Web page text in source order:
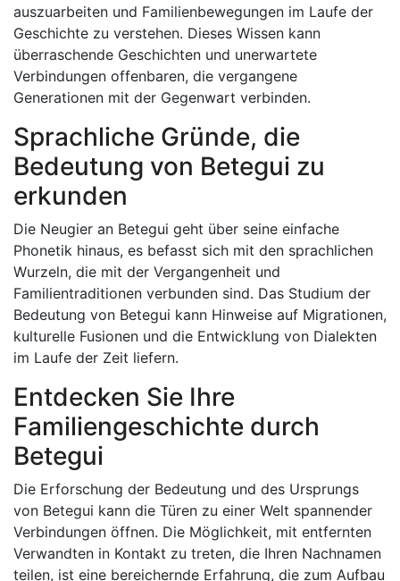
auszuarbeiten und Familienbewegungen im Laufe der
Geschichte zu verstehen. Dieses Wissen kann
überraschende Geschichten und unerwartete
Verbindungen offenbaren, die vergangene
Generationen mit der Gegenwart verbinden.
Sprachliche Gründe, die
Bedeutung von Betegui zu
erkunden
Die Neugier an Betegui geht über seine einfache
Phonetik hinaus, es befasst sich mit den sprachlichen
Wurzeln, die mit der Vergangenheit und
Familientraditionen verbunden sind. Das Studium der
Bedeutung von Betegui kann Hinweise auf Migrationen,
kulturelle Fusionen und die Entwicklung von Dialekten
im Laufe der Zeit liefern.
Entdecken Sie Ihre
Familiengeschichte durch
Betegui
Die Erforschung der Bedeutung und des Ursprungs
von Betegui kann die Türen zu einer Welt spannender
Verbindungen öffnen. Die Möglichkeit, mit entfernten
Verwandten in Kontakt zu treten, die Ihren Nachnamen
teilen, ist eine bereichernde Erfahrung, die zum Aufbau